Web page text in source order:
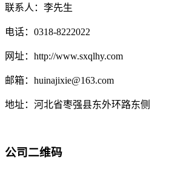
联系人：李先生
电话：0318-8222022
网址：http://www.sxqlhy.com
邮箱：huinajixie@163.com
地址：河北省枣强县东外环路东侧
公司二维码